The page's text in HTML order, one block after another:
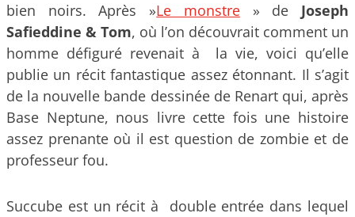
bien noirs. Après »Le monstre» de Joseph
Safieddine & Tom, où l’on découvrait comment un
homme défiguré revenait à la vie, voici qu’elle
publie un récit fantastique assez étonnant. Il s’agit
de la nouvelle bande dessinée de Renart qui, après
Base Neptune, nous livre cette fois une histoire
assez prenante où il est question de zombie et de
professeur fou.
Succube est un récit à double entrée dans lequel